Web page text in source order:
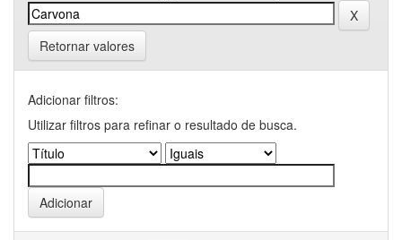
Retornar valores
Adicionar filtros:
Utilizar filtros para refinar o resultado de busca.